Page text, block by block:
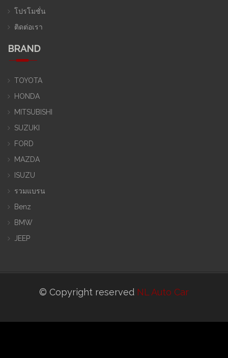
โปรโมชั่น
ติดต่อเรา
BRAND
TOYOTA
HONDA
MITSUBISHI
SUZUKI
FORD
MAZDA
ISUZU
รวมแบรน
Benz
BMW
JEEP
© Copyright reserved NL Auto Car